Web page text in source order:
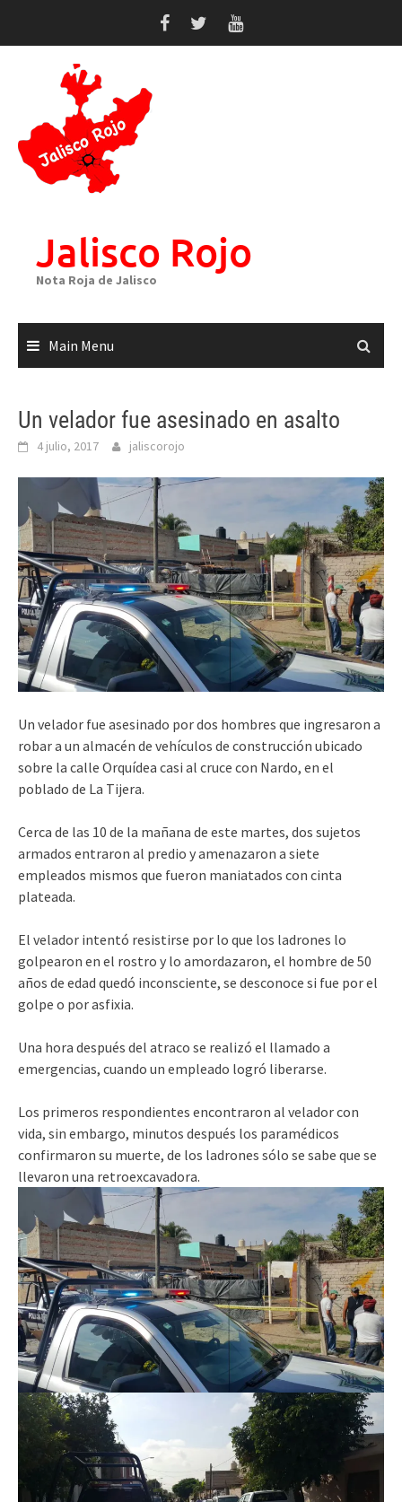
Jalisco Rojo
Nota Roja de Jalisco
Main Menu
Un velador fue asesinado en asalto
4 julio, 2017 jaliscorojo
Un velador fue asesinado por dos hombres que ingresaron a
robar a un almacén de vehículos de construcción ubicado
sobre la calle Orquídea casi al cruce con Nardo, en el
poblado de La Tijera.
Cerca de las 10 de la mañana de este martes, dos sujetos
armados entraron al predio y amenazaron a siete
empleados mismos que fueron maniatados con cinta
plateada.
El velador intentó resistirse por lo que los ladrones lo
golpearon en el rostro y lo amordazaron, el hombre de 50
años de edad quedó inconsciente, se desconoce si fue por el
golpe o por asfixia.
Una hora después del atraco se realizó el llamado a
emergencias, cuando un empleado logró liberarse.
Los primeros respondientes encontraron al velador con
vida, sin embargo, minutos después los paramédicos
confirmaron su muerte, de los ladrones sólo se sabe que se
llevaron una retroexcavadora.